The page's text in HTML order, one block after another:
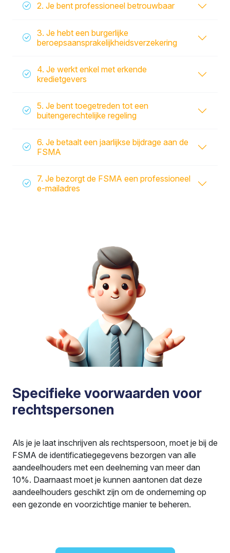
2. Je bent professioneel betrouwbaar
3. Je hebt een burgerlijke
beroepsaansprakelijkheidsverzekering
4. Je werkt enkel met erkende
kredietgevers
5. Je bent toegetreden tot een
buitengerechtelijke regeling
6. Je betaalt een jaarlijkse bijdrage aan de
FSMA
7. Je bezorgt de FSMA een professioneel
e-mailadres
Specifieke voorwaarden voor
rechtspersonen
Als je je laat inschrijven als rechtspersoon, moet je bij de
FSMA de identificatiegegevens bezorgen van alle
aandeelhouders met een deelneming van meer dan
10%. Daarnaast moet je kunnen aantonen dat deze
aandeelhouders geschikt zijn om de onderneming op
een gezonde en voorzichtige manier te beheren.